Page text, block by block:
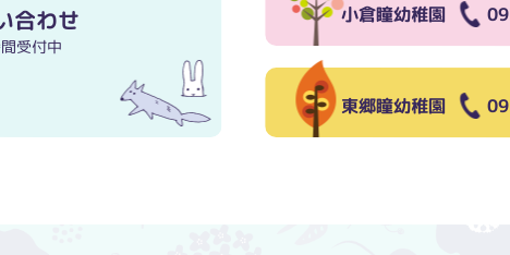
合わせ
受付中
小倉瞳幼稚園
東郷瞳幼稚園